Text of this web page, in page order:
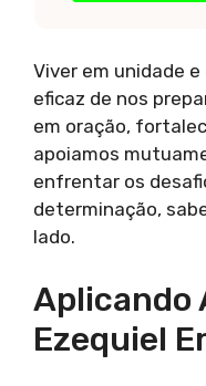
Viver em unidade
eficaz de nos
em oração,
apoiamos
enfrentar os
determinação,
lado.
Aplicando
Ezequiel